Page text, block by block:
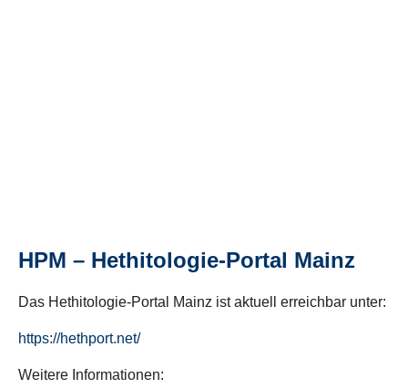
HPM – Hethitologie-Portal Mainz
Das Hethitologie-Portal Mainz ist aktuell erreichbar unter:
https://hethport.net/
Weitere Informationen: